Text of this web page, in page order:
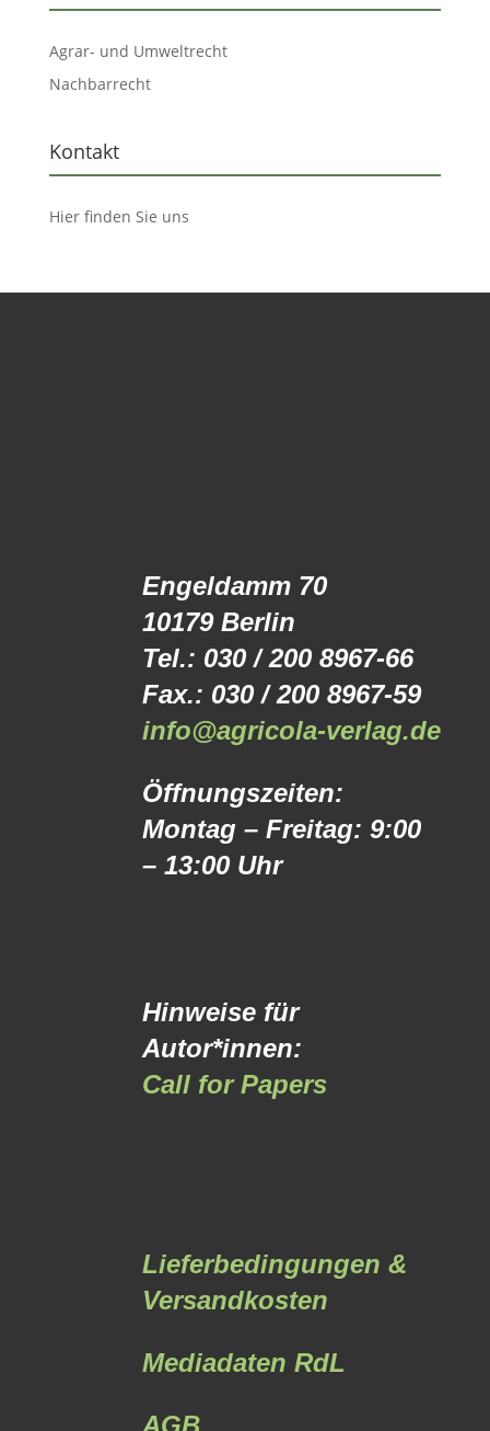
Agrar- und Umweltrecht
Nachbarrecht
Kontakt
Hier finden Sie uns
Engeldamm 70
10179 Berlin
Tel.: 030 / 200 8967-66
Fax.: 030 / 200 8967-59
info@agricola-verlag.de
Öffnungszeiten:
Montag – Freitag: 9:00
– 13:00 Uhr
Hinweise für
Autor*innen:
Call for Papers
Lieferbedingungen &
Versandkosten
Mediadaten RdL
AGB